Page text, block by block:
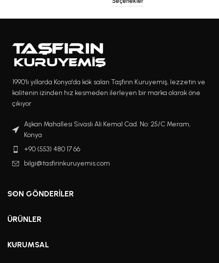
1990’lı yıllarda Konya'da kök salan Taşfırın Kuruyemiş, lezzetin ve
kalitenin izinden hız kesmeden ilerleyen bir marka olarak öne
çıkıyor
Aşkan Mahallesi Sivaslı Ali Kemal Cad. No: 25/C Meram,
Konya
+90 (553) 480 17 66
bilgi@tasfirinkuruyemis.com
SON GÖNDERILER
ÜRÜNLER
KURUMSAL